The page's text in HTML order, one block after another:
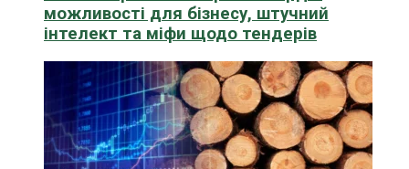
можливості для бізнесу, штучний
інтелект та міфи щодо тендерів